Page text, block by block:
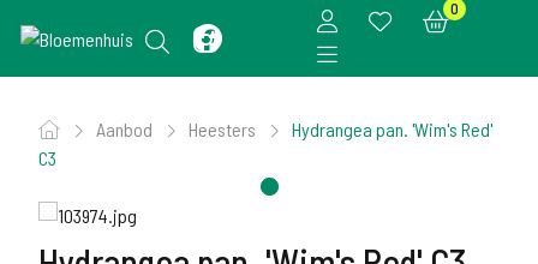
0
Aanbod Heesters
Hydrangea pan. 'Wim's Red'
C3